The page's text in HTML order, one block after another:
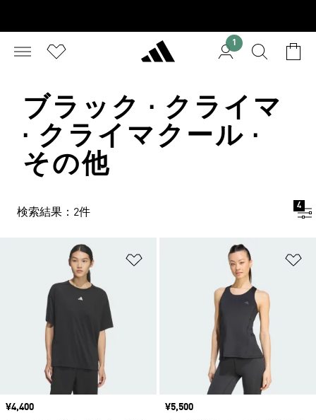
1
ブラック · クライマ
· クライマクール ·
その他
検索結果：2件
4
ほしいものリストに追加
価格
¥4,400
価格
¥5,500